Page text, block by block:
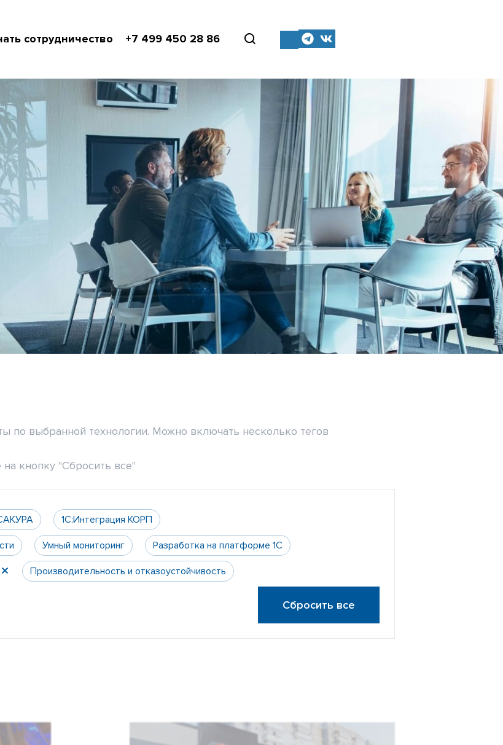
сотрудничество +7 499 450 28 86
по выбранной технологии. Можно включать несколько тегов
кнопку "Сбросить все"
1С:Интеграция КОРП
Умный мониторинг Разработка на платформе 1С
Производительность и отказоустойчивость
Сбросить все